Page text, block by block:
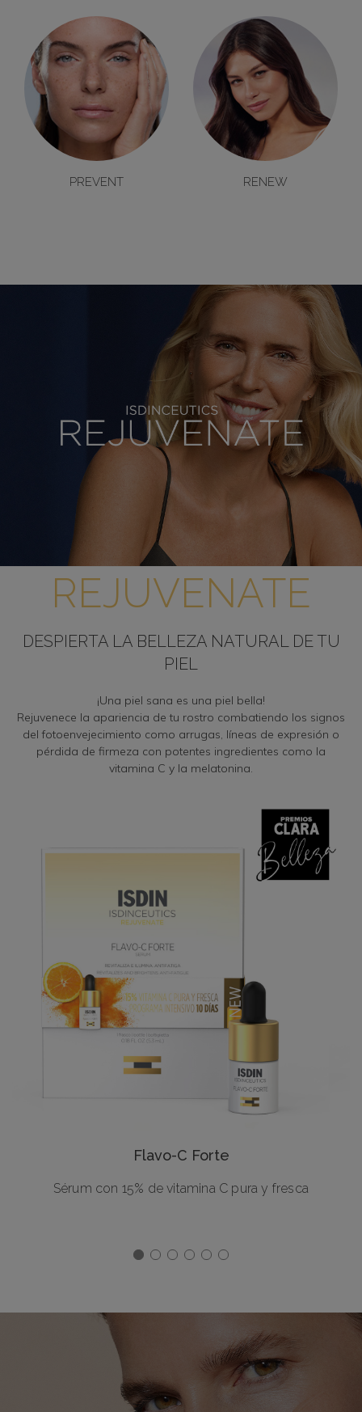
PREVENT RENEW
REJUVENATE
DESPIERTA LA BELLEZA NATURAL DE TU
PIEL
¡Una piel sana es una piel bella!
Rejuvenece la apariencia de tu rostro combatiendo los signos
del fotoenvejecimiento como arrugas, líneas de expresión o
pérdida de firmeza con potentes ingredientes como la
vitamina C y la melatonina.
Flavo-C Forte
Sérum con 15% de vitamina C pura y fresca